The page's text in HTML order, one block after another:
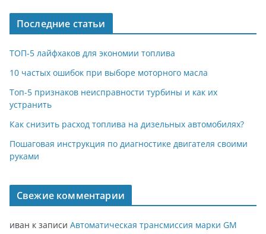
Последние статьи
ТОП-5 лайфхаков для экономии топлива
10 частых ошибок при выборе моторного масла
Топ-5 признаков неисправности турбины и как их
устранить
Как снизить расход топлива на дизельных автомобилях?
Пошаговая инструкция по диагностике двигателя своими
руками
Свежие комментарии
иван к записи Автоматическая трансмиссия марки GM